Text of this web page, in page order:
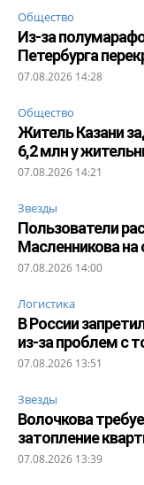
Общество
Из-за
Петербурга
07.08.2026 14:28
Общество
Житель Казани
6,2 млн у
07.08.2026 14:21
Звезды
Пользователи
Масленникова на
07.08.2026 14:00
Логистика
В России
из-за проблем с
07.08.2026 13:51
Звезды
Волочкова
затопление
07.08.2026 13:39